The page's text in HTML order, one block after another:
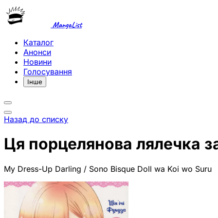
MangaList
Каталог
Анонси
Новини
Голосування
Інше
Назад до списку
Ця порцелянова лялечка
My Dress-Up Darling / Sono Bisque Doll wa Koi wo Suru